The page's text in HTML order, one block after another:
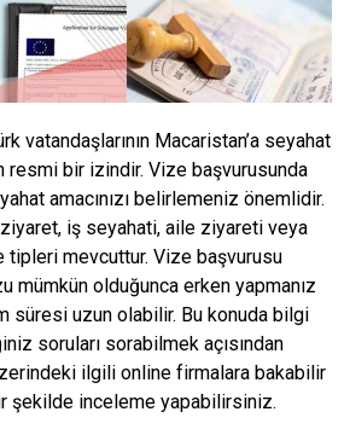
vatandaşlarının Macaristan’a seyahat
resmi bir izindir. Vize başvurusunda
amacınızı belirlemeniz önemlidir.
iş seyahati, aile ziyareti veya
tipleri mevcuttur. Vize başvurusu
mümkün olduğunca erken yapmanız
süresi uzun olabilir. Bu konuda bilgi
soruları sorabilmek açısından
ilgili online firmalara bakabilir
şekilde inceleme yapabilirsiniz.